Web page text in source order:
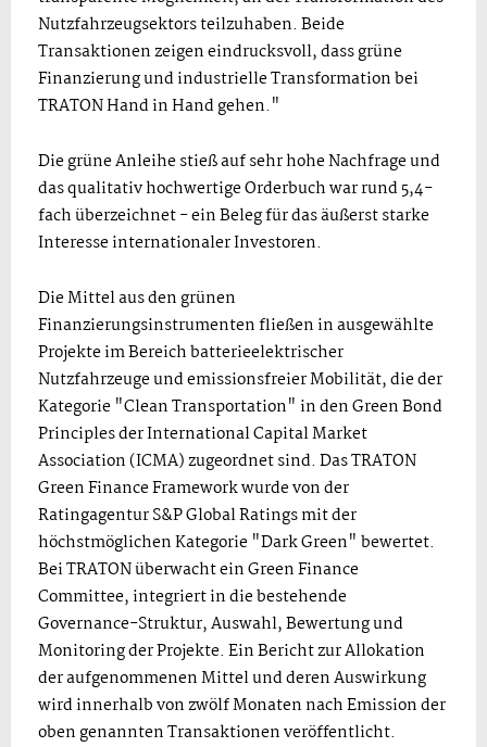
Nutzfahrzeugsektors teilzuhaben. Beide
Transaktionen zeigen eindrucksvoll, dass grüne
Finanzierung und industrielle Transformation bei
TRATON Hand in Hand gehen."
Die grüne Anleihe stieß auf sehr hohe Nachfrage und
das qualitativ hochwertige Orderbuch war rund 5,4-
fach überzeichnet - ein Beleg für das äußerst starke
Interesse internationaler Investoren.
Die Mittel aus den grünen
Finanzierungsinstrumenten fließen in ausgewählte
Projekte im Bereich batterieelektrischer
Nutzfahrzeuge und emissionsfreier Mobilität, die der
Kategorie "Clean Transportation" in den Green Bond
Principles der International Capital Market
Association (ICMA) zugeordnet sind. Das TRATON
Green Finance Framework wurde von der
Ratingagentur S&P Global Ratings mit der
höchstmöglichen Kategorie "Dark Green" bewertet.
Bei TRATON überwacht ein Green Finance
Committee, integriert in die bestehende
Governance-Struktur, Auswahl, Bewertung und
Monitoring der Projekte. Ein Bericht zur Allokation
der aufgenommenen Mittel und deren Auswirkung
wird innerhalb von zwölf Monaten nach Emission der
oben genannten Transaktionen veröffentlicht.